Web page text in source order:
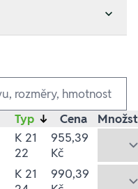
Typ ↓ Cena
K 21
22
955,39
Kč
K 21
990,39